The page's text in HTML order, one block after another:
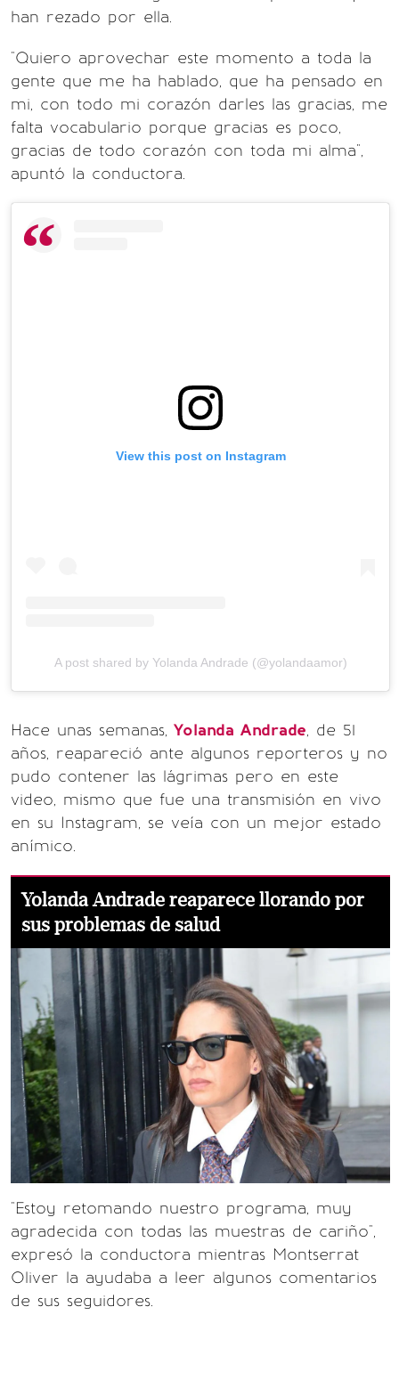
han rezado por ella.
"Quiero aprovechar este momento a toda la
gente que me ha hablado, que ha pensado en
mi, con todo mi corazón darles las gracias, me
falta vocabulario porque gracias es poco,
gracias de todo corazón con toda mi alma",
apuntó la conductora.
View this post on Instagram
A post shared by Yolanda Andrade (@yolandaamor)
Hace unas semanas, Yolanda Andrade, de 51
años, reapareció ante algunos reporteros y no
pudo contener las lágrimas pero en este
video, mismo que fue una transmisión en vivo
en su Instagram, se veía con un mejor estado
anímico.
Yolanda Andrade reaparece llorando por
sus problemas de salud
"Estoy retomando nuestro programa, muy
agradecida con todas las muestras de cariño",
expresó la conductora mientras Montserrat
Oliver la ayudaba a leer algunos comentarios
de sus seguidores.